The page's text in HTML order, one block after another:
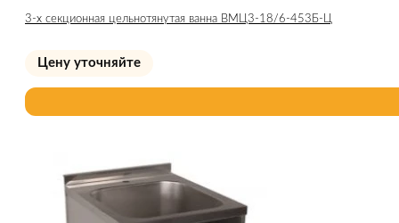
3-х секционная цельнотянутая ванна ВМЦ3-18/6-453Б-Ц
Цену уточняйте